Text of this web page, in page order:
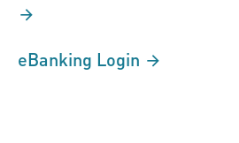
eBanking Login